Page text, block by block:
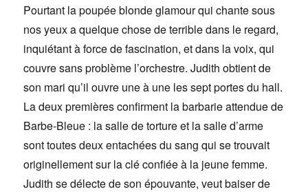
Pourtant la poupée blonde glamour qui chante sous
nos yeux a quelque chose de terrible dans le regard,
inquiétant à force de fascination, et dans la voix, qui
couvre sans problème l’orchestre. Judith obtient de
son mari qu’il ouvre une à une les sept portes du hall.
La deux premières confirment la barbarie attendue de
Barbe-Bleue : la salle de torture et la salle d’arme
sont toutes deux entachées du sang qui se trouvait
originellement sur la clé confiée à la jeune femme.
Judith se délecte de son épouvante, veut baiser de